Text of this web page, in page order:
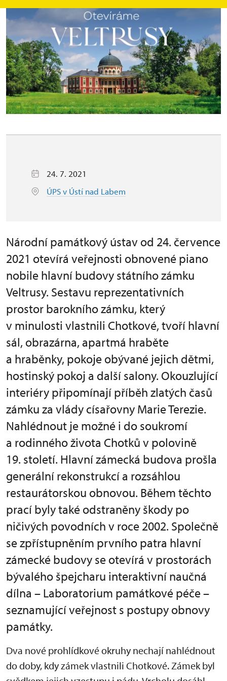
24. 7. 2021
ÚPS v Ústí nad Labem
Národní památkový ústav od 24. července
2021 otevírá veřejnosti obnovené piano
nobile hlavní budovy státního zámku
Veltrusy. Sestavu reprezentativních
prostor barokního zámku, který
v minulosti vlastnili Chotkové, tvoří hlavní
sál, obrazárna, apartmá hraběte
a hraběnky, pokoje obývané jejich dětmi,
hostinský pokoj a další salony. Okouzlující
interiéry připomínají příběh zlatých časů
zámku za vlády císařovny Marie Terezie.
Nahlédnout je možné i do soukromí
a rodinného života Chotků v polovině
19. století. Hlavní zámecká budova prošla
generální rekonstrukcí a rozsáhlou
restaurátorskou obnovou. Během těchto
prací byly také odstraněny škody po
ničivých povodních v roce 2002. Společně
se zpřístupněním prvního patra hlavní
zámecké budovy se otevírá v prostorách
bývalého špejcharu interaktivní naučná
dílna – Laboratorium památkové péče –
seznamující veřejnost s postupy obnovy
památky.
Dva nové prohlídkové okruhy nechají nahlédnout
do doby, kdy zámek vlastnili Chotkové. Zámek byl